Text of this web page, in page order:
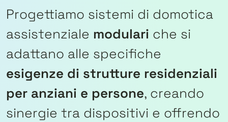
Progettiamo sistemi di domotica
assistenziale modulari che si
adattano alle specifiche
esigenze di strutture residenziali
per anziani e persone, creando
sinergie tra dispositivi e offrendo